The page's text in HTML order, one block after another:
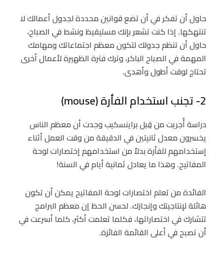
حاول أن تفكر في أن تضع قوانين محددة لجدول أعمالك لا
تنتهكها. إذا كنت تشعر بإنك مستيقيظ ونشط في الصباح،
حاول أن تنظم جدولك لتكون معظم اجتماعاتك ومهامك
المهمة في الصباح الباكر، وترك فترة الظهيرة لأعمال أخرى
تحتاج لوقت أطول وأهدى.
2- تجنب استخدام الفأرة (mouse)
دراسة أُجريت من قِبل براينسكيب وجدت أن معظم الناس
يخسرون معدل ثانيتين في الدقيقة من وقت العمل أثناء
إستخدامهم للفأرة بدلاً من استخدامهم إختصارات لوحة
المفاتيح. وهذا ما يعادل ثمانية أيام في السنة!
الفائدة من تعلم اختصارات لوحة المفاتيح يمكن أن تكون
هائلة لإنتاجيتك وإنجازك. لحسن الحظ إن معظم البرامج
تتشارك في اختصاراتها، فكلما تعلمت أكثر، كلما أسرعت في
أن تصبح في أعلى القائمة الفائزة.